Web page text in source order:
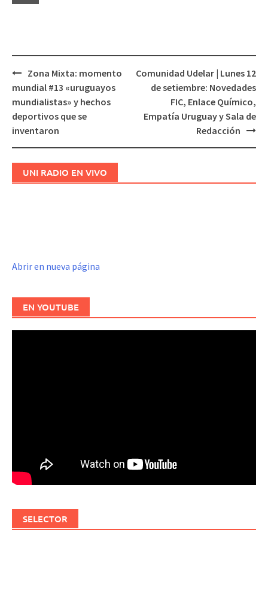
Navegación
de
entradas
Zona Mixta: momento
mundial #13 «uruguayos
mundialistas» y hechos
deportivos que se
inventaron
Comunidad Udelar | Lunes 12
de setiembre: Novedades
FIC, Enlace Químico,
Empatía Uruguay y Sala de
Redacción
UNI RADIO EN VIVO
Abrir en nueva página
EN YOUTUBE
SELECTOR